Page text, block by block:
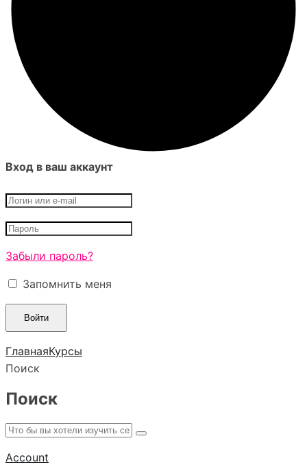
Вход в ваш аккаунт
Забыли пароль?
Запомнить меня
ГлавнаяКурсы
Поиск
Поиск
Account